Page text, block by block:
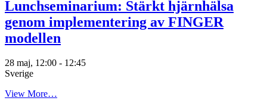
Lunchseminarium: Stärkt hjärnhälsa
genom implementering av FINGER
modellen
28 maj, 12:00 - 12:45
Sverige
View More…